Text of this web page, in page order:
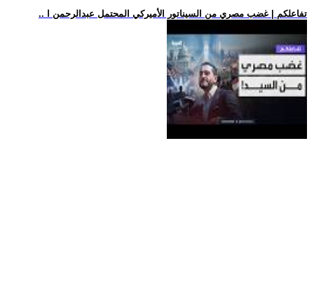
.. تفاعلكم | غضب مصري من السيناتور الأميركي المحتمل عبدالرحمن ا